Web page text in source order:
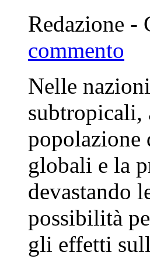
Redazione
commento
Nelle
subtropicali,
popolazione
globali e la
devastando
possibilità
gli effetti